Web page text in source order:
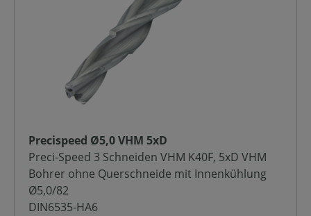
Precispeed Ø5,0 VHM 5xD
Preci-Speed 3 Schneiden VHM K40F, 5xD VHM
Bohrer ohne Querschneide mit Innenkühlung
Ø5,0/82
DIN6535-HA6